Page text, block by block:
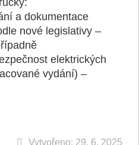
a dokumentace
nové legislativy –
elektrických
vydání) –
Vytvořeno: 29. 6. 2025